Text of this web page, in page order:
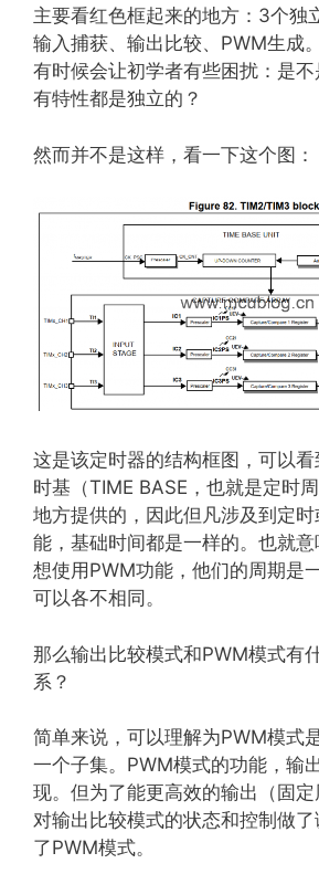
主要看红色框起来的地方：3个独
输入捕获、输出比较、PWM生成
有时候会让初学者有些困扰：是
有特性都是独立的？
然而并不是这样，看一下这个图：
这是该定时器的结构框图，可以
时基（TIME BASE，也就是定时
地方提供的，因此但凡涉及到定
能，基础时间都是一样的。也就
想使用PWM功能，他们的周期是
可以各不相同。
那么输出比较模式和PWM模式有
系？
简单来说，可以理解为PWM模式
一个子集。PWM模式的功能，输
现。但为了能更高效的输出（固定
对输出比较模式的状态和控制做了
了PWM模式。